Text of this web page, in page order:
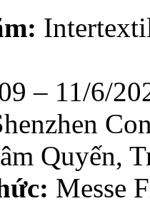
– 11/6/
Quyến,
Messe